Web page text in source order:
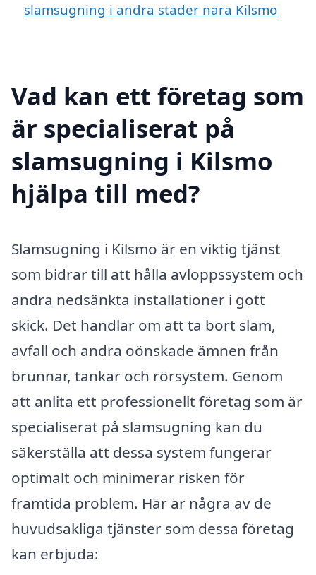
slamsugning i andra städer nära Kilsmo
Vad kan ett företag som
är specialiserat på
slamsugning i Kilsmo
hjälpa till med?
Slamsugning i Kilsmo är en viktig tjänst
som bidrar till att hålla avloppssystem och
andra nedsänkta installationer i gott
skick. Det handlar om att ta bort slam,
avfall och andra oönskade ämnen från
brunnar, tankar och rörsystem. Genom
att anlita ett professionellt företag som är
specialiserat på slamsugning kan du
säkerställa att dessa system fungerar
optimalt och minimerar risken för
framtida problem. Här är några av de
huvudsakliga tjänster som dessa företag
kan erbjuda: